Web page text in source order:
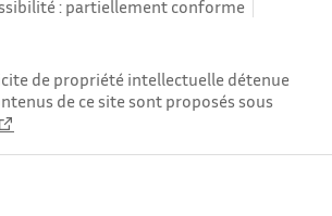
: partiellement conforme
de propriété intellectuelle détenue
de ce site sont proposés sous